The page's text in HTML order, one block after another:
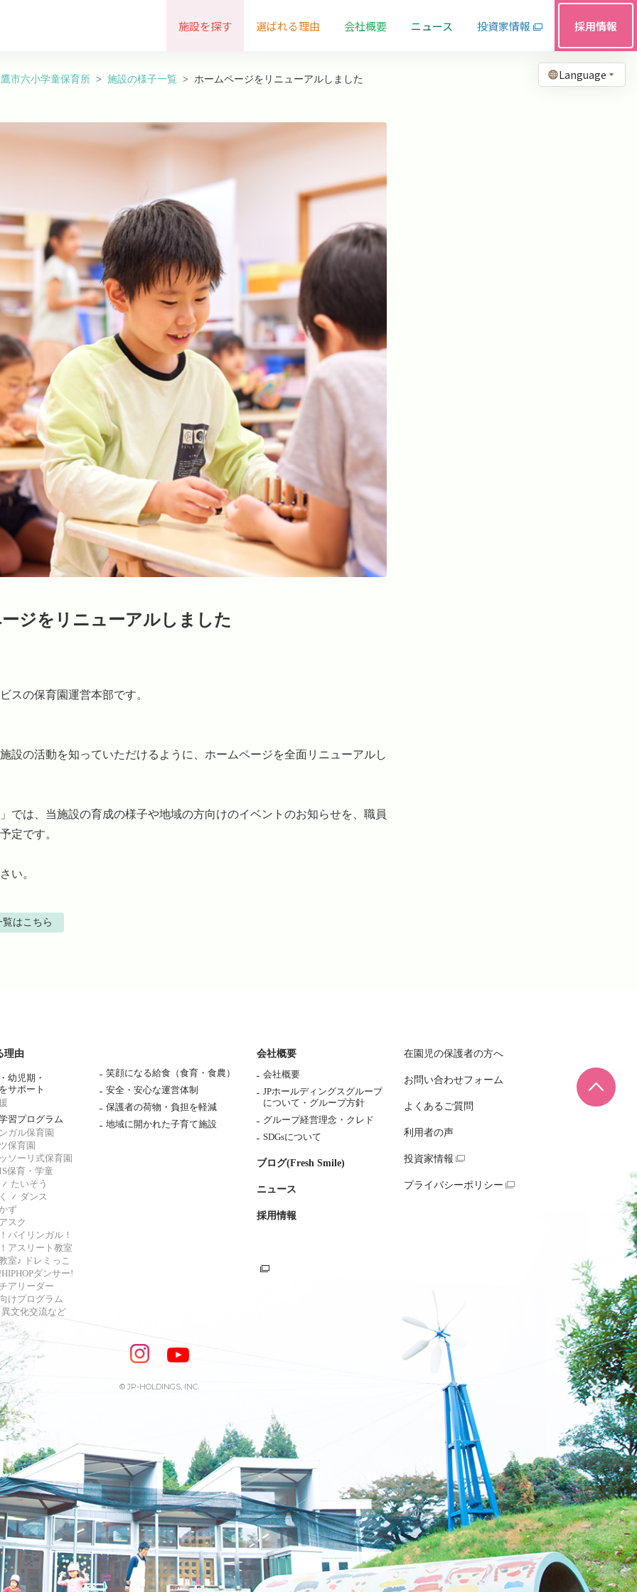
Language
施設を探す 選ばれる理由 会社概要 ニュース 投資家情報 採用情報
市六小学童保育所 施設の様子一覧 ホームページをリニューアルしました
ジをリニューアルしました
スの保育園運営本部です。
設の活動を知っていただけるように、ホームページを全面リニューアルし
では、当施設の育成の様子や地域の方向けのイベントのお知らせを、職員
定です。
い。
覧はこちら
ページ
理由
幼児期・
サポート
習プログラム
ガル保育園
保育園
ソーリ式保育園
保育・学童
たいそう
ダンス
ず
スク
バイリンガル！
アスリート教室
室♪ ドレミっこ
ダンサー!
アリーダー
けプログラム
異文化交流など
笑顔になる給食（食育・食農）
安全・安心な運営体制
保護者の荷物・負担を軽減
地域に開かれた子育て施設
会社概要
会社概要
JPホールディングスグループ
について・ グループ方針
グループ経営理念・クレド
SDGsについて
ブログ(Fresh Smile)
ニュース
採用情報
在園児の保護者の方へ
お問い合わせフォーム
よくあるご質問
利用者の声
投資家情報
プライバシーポリシー
© JP-HOLDINGS, INC.